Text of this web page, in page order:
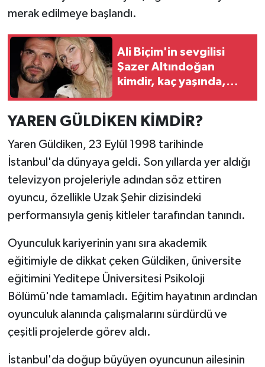
merak edilmeye başlandı.
Ali Biçim'in sevgilisi
Şazer Altındoğan
kimdir, kaç yaşında,
Altındoğan ne iş
yapıyor?
YAREN GÜLDİKEN KİMDİR?
Yaren Güldiken, 23 Eylül 1998 tarihinde
İstanbul'da dünyaya geldi. Son yıllarda yer aldığı
televizyon projeleriyle adından söz ettiren
oyuncu, özellikle Uzak Şehir dizisindeki
performansıyla geniş kitleler tarafından tanındı.
Oyunculuk kariyerinin yanı sıra akademik
eğitimiyle de dikkat çeken Güldiken, üniversite
eğitimini Yeditepe Üniversitesi Psikoloji
Bölümü'nde tamamladı. Eğitim hayatının ardından
oyunculuk alanında çalışmalarını sürdürdü ve
çeşitli projelerde görev aldı.
İstanbul'da doğup büyüyen oyuncunun ailesinin